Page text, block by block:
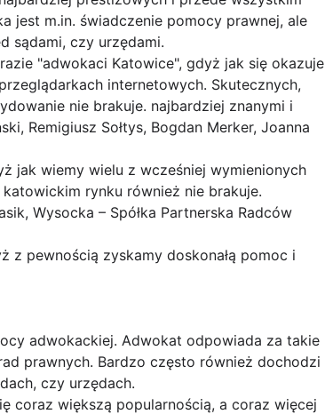
jest m.in. świadczenie pomocy prawnej, ale
sądami, czy urzędami.
"adwokaci Katowice", gdyż jak się okazuje
internetowych. Skutecznych,
nie brakuje. najbardziej znanymi i
Remigiusz Sołtys, Bogdan Merker, Joanna
jak wiemy wielu z wcześniej wymienionych
rynku również nie brakuje.
Wysocka – Spółka Partnerska Radców
pewnością zyskamy doskonałą pomoc i
adwokackiej. Adwokat odpowiada za takie
prawnych. Bardzo często również dochodzi
czy urzędach.
coraz większą popularnością, a coraz więcej